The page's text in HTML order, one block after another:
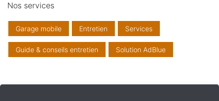
Nos services
Garage mobile Entretien Services
Guide & conseils entretien Solution AdBlue